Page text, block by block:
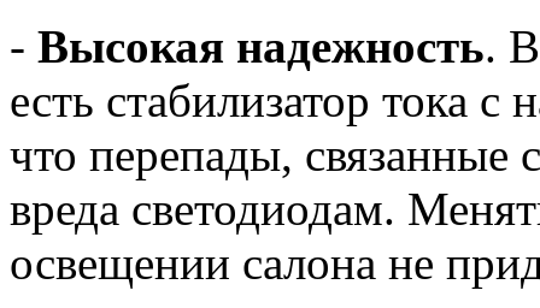
- Высокая надежность.
есть стабилизатор тока
что перепады, связанные
вреда светодиодам.
освещении салона не